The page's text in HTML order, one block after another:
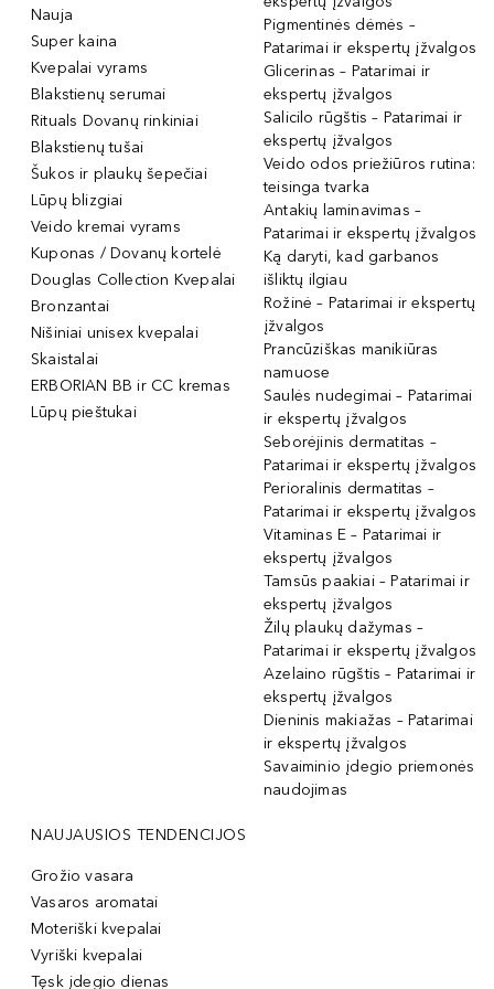
Nauja
Super kaina
Kvepalai vyrams
Blakstienų serumai
Rituals Dovanų rinkiniai
Blakstienų tušai
Šukos ir plaukų šepečiai
Lūpų blizgiai
Veido kremai vyrams
Kuponas / Dovanų kortelė
Douglas Collection Kvepalai
Bronzantai
Nišiniai unisex kvepalai
Skaistalai
ERBORIAN BB ir CC kremas
Lūpų pieštukai
Pigmentinės dėmės –
Patarimai ir ekspertų įžvalgos
Glicerinas – Patarimai ir
ekspertų įžvalgos
Salicilo rūgštis – Patarimai ir
ekspertų įžvalgos
Veido odos priežiūros rutina:
teisinga tvarka
Antakių laminavimas –
Patarimai ir ekspertų įžvalgos
Ką daryti, kad garbanos
išliktų ilgiau
Rožinė – Patarimai ir ekspertų
įžvalgos
Prancūziškas manikiūras
namuose
Saulės nudegimai – Patarimai
ir ekspertų įžvalgos
Seborėjinis dermatitas –
Patarimai ir ekspertų įžvalgos
Perioralinis dermatitas –
Patarimai ir ekspertų įžvalgos
Vitaminas E – Patarimai ir
ekspertų įžvalgos
Tamsūs paakiai – Patarimai ir
ekspertų įžvalgos
Žilų plaukų dažymas –
Patarimai ir ekspertų įžvalgos
Azelaino rūgštis – Patarimai ir
ekspertų įžvalgos
Dieninis makiažas – Patarimai
ir ekspertų įžvalgos
Savaiminio įdegio priemonės
naudojimas
NAUJAUSIOS TENDENCIJOS
Grožio vasara
Vasaros aromatai
Moteriški kvepalai
Vyriški kvepalai
Tęsk įdegio dienas